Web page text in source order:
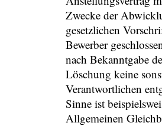
Zwecke der
gesetzlichen
Bewerber
nach Bekanntgabe
Löschung keine
Verantwortlichen
Sinne ist
Allgemeinen